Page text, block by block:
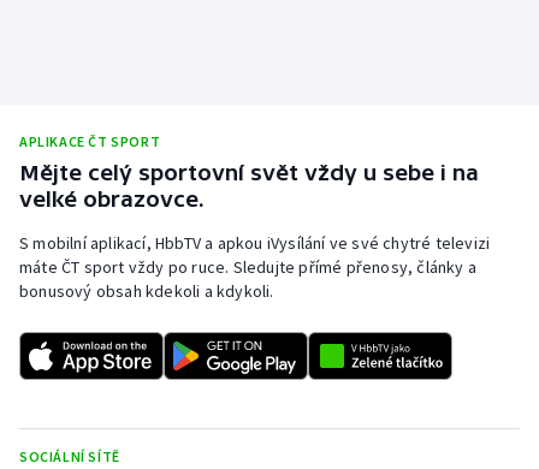
APLIKACE ČT SPORT
Mějte celý sportovní svět vždy u sebe i na
velké obrazovce.
S mobilní aplikací, HbbTV a apkou iVysílání ve své chytré televizi
máte ČT sport vždy po ruce. Sledujte přímé přenosy, články a
bonusový obsah kdekoli a kdykoli.
SOCIÁLNÍ SÍTĚ